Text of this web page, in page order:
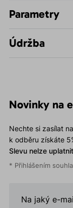
Parametry
Údržba
Novinky na
Nechte si zasílat
k odběru získáte
Slevu nelze uplatnit
* Přihlášením